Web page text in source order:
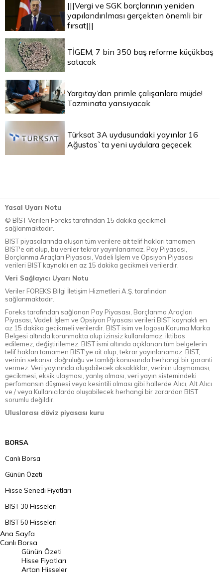
|||Vergi ve SGK borçlarının yeniden
yapılandırılması gerçekten önemli bir
fırsat|||
TİGEM, 7 bin 350 baş reforme küçükbaş
satacak
Yargıtay’dan primle çalışanlara müjde!
Tazminata yansıyacak
Türksat 3A uydusundaki yayınlar 16
Ağustos`ta yeni uydulara geçecek
Yasal Uyarı Notu
© BİST Verileri Foreks tarafından 15 dakika gecikmeli
sağlanmaktadır.
BIST piyasalarında oluşan tüm verilere ait telif hakları tamamen
BIST'e ait olup, bu veriler tekrar yayınlanamaz. Pay Piyasası,
Borçlanma Araçları Piyasası, Vadeli İşlem ve Opsiyon Piyasası
verileri BIST kaynaklı en az 15 dakika gecikmeli verilerdir.
Veri Sağlayıcı Uyarı Notu
Veriler FOREKS Bilgi İletişim Hizmetleri A.Ş. tarafından
sağlanmaktadır.
Foreks tarafından sağlanan Pay Piyasası, Borçlanma Araçları
Piyasası, Vadeli İşlem ve Opsiyon Piyasası verileri BIST kaynaklı en
az 15 dakika gecikmeli verilerdir. BIST isim ve logosu Koruma Marka
Belgesi altında korunmakta olup izinsiz kullanılamaz, iktibas
edilemez, değiştirilemez. BIST ismi altında açıklanan tüm belgelerin
telif hakları tamamen BIST'ye ait olup, tekrar yayınlanamaz. BIST,
verinin sekansı, doğruluğu ve tamlığı konusunda herhangi bir garanti
vermez. Veri yayınında oluşabilecek aksaklıklar, verinin ulaşmaması,
gecikmesi, eksik ulaşması, yanlış olması, veri yayın sistemindeki
perfomansın düşmesi veya kesintili olması gibi hallerde Alıcı, Alt Alıcı
ve / veya Kullanıcılarda oluşabilecek herhangi bir zarardan BIST
sorumlu değildir.
Uluslarası döviz piyasası kuru
BORSA
Canlı Borsa
Günün Özeti
Hisse Senedi Fiyatları
BIST 30 Hisseleri
BIST 50 Hisseleri
BIST 100 Hisseleri
En Çok Artan Hisseler
En Çok Düşen Hisseler
Ana Sayfa
Canlı Borsa
Günün Özeti
Hisse Fiyatları
Artan Hisseler